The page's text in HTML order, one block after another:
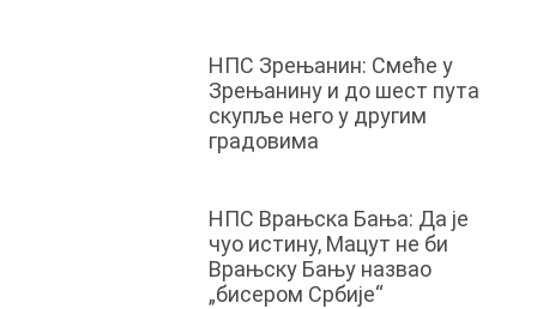
НПС Зрењанин: Смеће у
Зрењанину и до шест пута
скупље него у другим
градовима
НПС Врањска Бања: Да је
чуо истину, Мацут не би
Врањску Бању назвао
„бисером Србије“